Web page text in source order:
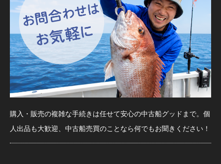
購入・販売の複雑な手続きは任せて安心の中古船グッドまで。個
人出品も大歓迎、中古船売買のことなら何でもお聞きください！